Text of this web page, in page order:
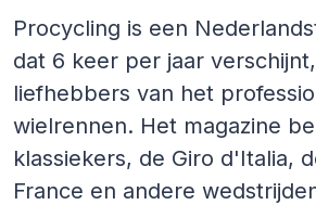
Procycling is een
dat 6 keer per jaar
liefhebbers van het
wielrennen. Het magazine
klassiekers, de Giro d'Italia,
France en andere